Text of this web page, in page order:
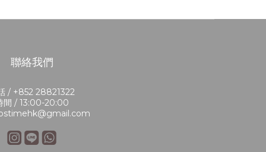
聯絡我們
/ +852 28821322
間 / 13:00-20:00